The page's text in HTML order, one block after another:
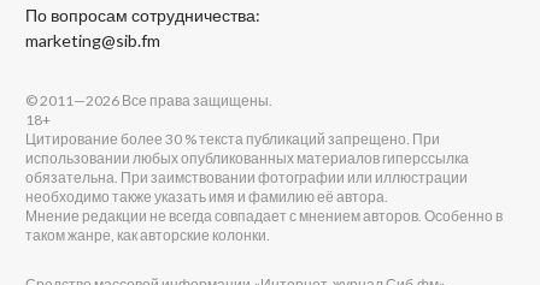
По вопросам сотрудничества:
marketing@sib.fm
© 2011—2026 Все права защищены.
18+
Цитирование более 30 % текста публикаций запрещено. При
использовании любых опубликованных материалов гиперссылка
обязательна. При заимствовании фотографии или иллюстрации
необходимо также указать имя и фамилию её автора.
Мнение редакции не всегда совпадает с мнением авторов. Особенно в
таком жанре, как авторские колонки.